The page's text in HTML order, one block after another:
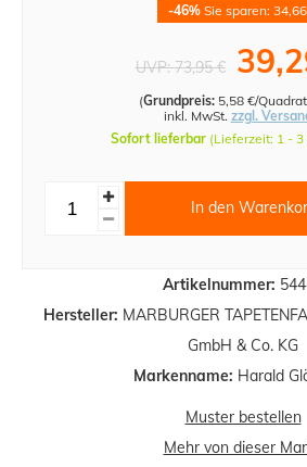
Artikelnummer:
Hersteller: MARBURGER
GmbH & Co. KG
Markenname: Harald
-46% Sie sparen:
UVP:73,95 €
(Grundpreis: 5,58 €/
inkl. MwSt. zzgl.
Sofort lieferbar (Lieferzeit: 1 -
In den
Muster bestellen
Mehr von dieser